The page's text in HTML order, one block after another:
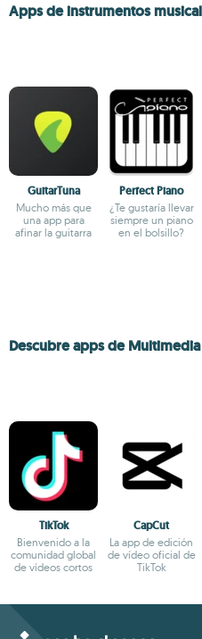
Apps de instrumentos
GuitarTuna
Mucho más que
una app para
afinar la guitarra
Perfect Piano
¿Te gustaría llevar
siempre un piano
en el bolsillo?
Descubre apps de Multimedia
TikTok
Bienvenido a la
comunidad global
de vídeos cortos
CapCut
La app de edición
de vídeo oficial de
TikTok